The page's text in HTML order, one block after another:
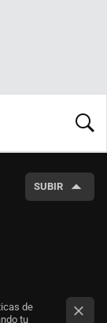
SUBIR
de
tu